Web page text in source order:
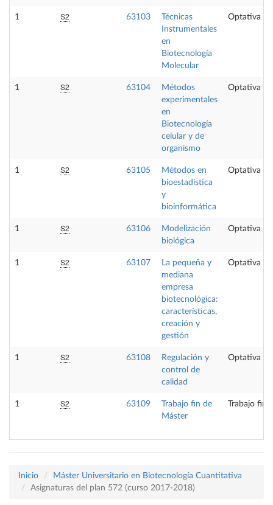
1 S2 63103
Técnicas
Instrumentales
en
Biotecnología
Molecular
Optativa
1 S2 63104
Métodos
experimentales
en
Biotecnología
celular y de
organismo
Optativa
1 S2 63105
Métodos en
bioestadística
y
bioinformática
Optativa
1 S2 63106
Modelización
biológica
Optativa
1 S2 63107
La pequeña y
mediana
empresa
biotecnológica:
características,
creación y
gestión
Optativa
1 S2 63108
Regulación y
control de
calidad
Optativa
1 S2 63109
Trabajo fin de
Máster
Trabajo fin
Inicio
Máster Universitario en Biotecnología Cuantitativa
Asignaturas del plan 572 (curso 2017-2018)